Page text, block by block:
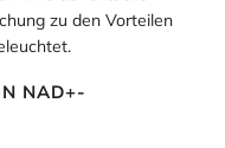
gebracht wird. NAD+-
Jahren an
wird der aktuelle